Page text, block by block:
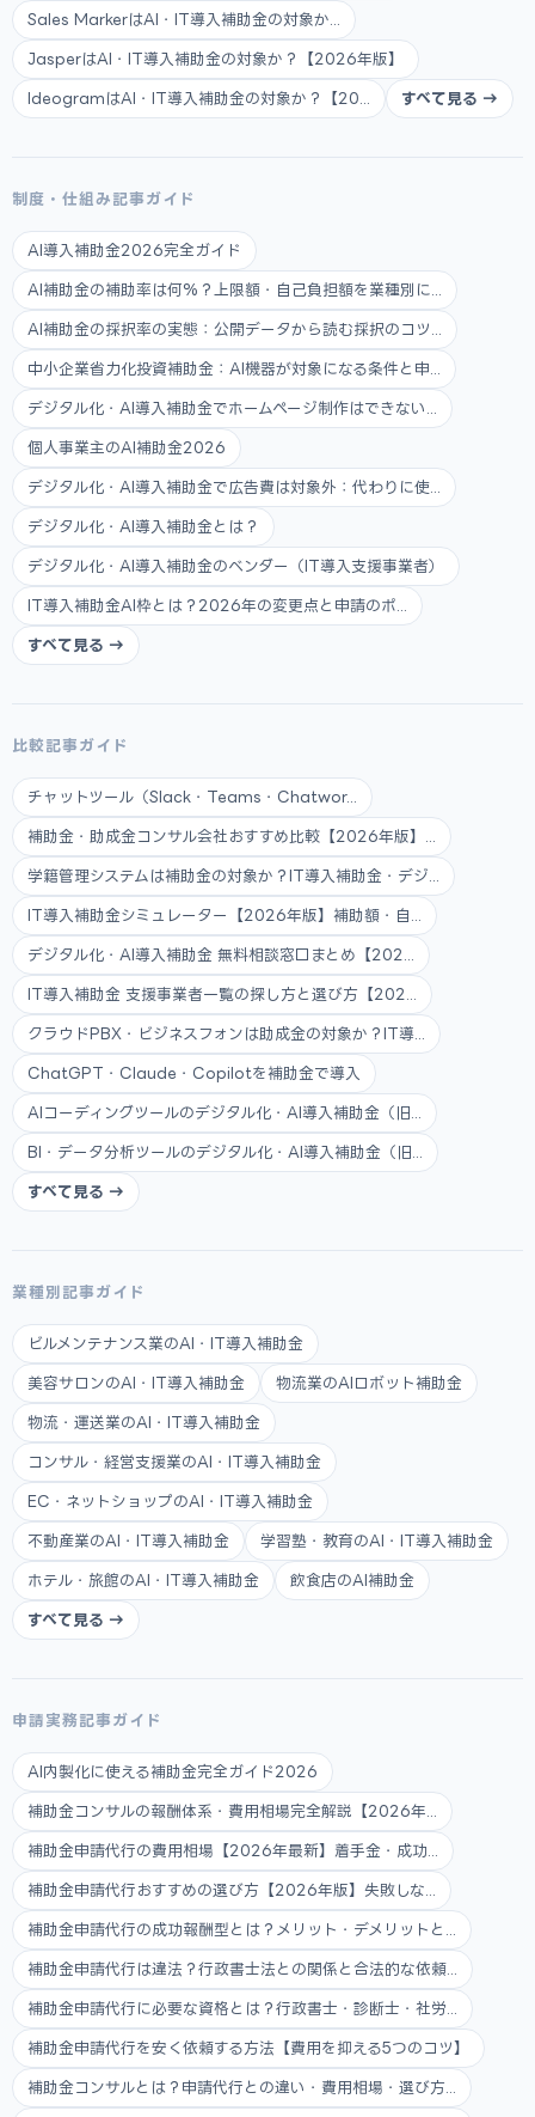
Sales MarkerはAI・IT導入補助金の対象か...
JasperはAI・IT導入補助金の対象か？【2026年版】
IdeogramはAI・IT導入補助金の対象か？【20... すべて見る →
制度・仕組み記事ガイド
AI導入補助金2026完全ガイド
AI補助金の補助率は何%？上限額・自己負担額を業種別に...
AI補助金の採択率の実態：公開データから読む採択のコツ...
中小企業省力化投資補助金：AI機器が対象になる条件と申...
デジタル化・AI導入補助金でホームページ制作はできない...
個人事業主のAI補助金2026
デジタル化・AI導入補助金で広告費は対象外：代わりに使...
デジタル化・AI導入補助金とは？
デジタル化・AI導入補助金のベンダー（IT導入支援事業者）
IT導入補助金AI枠とは？2026年の変更点と申請のポ...
すべて見る →
比較記事ガイド
チャットツール（Slack・Teams・Chatwor...
補助金・助成金コンサル会社おすすめ比較【2026年版】...
学籍管理システムは補助金の対象か？IT導入補助金・デジ...
IT導入補助金シミュレーター【2026年版】補助額・自...
デジタル化・AI導入補助金 無料相談窓口まとめ【202...
IT導入補助金 支援事業者一覧の探し方と選び方【202...
クラウドPBX・ビジネスフォンは助成金の対象か？IT導...
ChatGPT・Claude・Copilotを補助金で導入
AIコーディングツールのデジタル化・AI導入補助金（旧...
BI・データ分析ツールのデジタル化・AI導入補助金（旧...
すべて見る →
業種別記事ガイド
ビルメンテナンス業のAI・IT導入補助金
美容サロンのAI・IT導入補助金 物流業のAIロボット補助金
物流・運送業のAI・IT導入補助金
コンサル・経営支援業のAI・IT導入補助金
EC・ネットショップのAI・IT導入補助金
不動産業のAI・IT導入補助金 学習塾・教育のAI・IT導入補助金
ホテル・旅館のAI・IT導入補助金 飲食店のAI補助金
すべて見る →
申請実務記事ガイド
AI内製化に使える補助金完全ガイド2026
補助金コンサルの報酬体系・費用相場完全解説【2026年...
補助金申請代行の費用相場【2026年最新】着手金・成功...
補助金申請代行おすすめの選び方【2026年版】失敗しな...
補助金申請代行の成功報酬型とは？メリット・デメリットと...
補助金申請代行は違法？行政書士法との関係と合法的な依頼...
補助金申請代行に必要な資格とは？行政書士・診断士・社労...
補助金申請代行を安く依頼する方法【費用を抑える5つのコツ】
補助金コンサルとは？申請代行との違い・費用相場・選び方...